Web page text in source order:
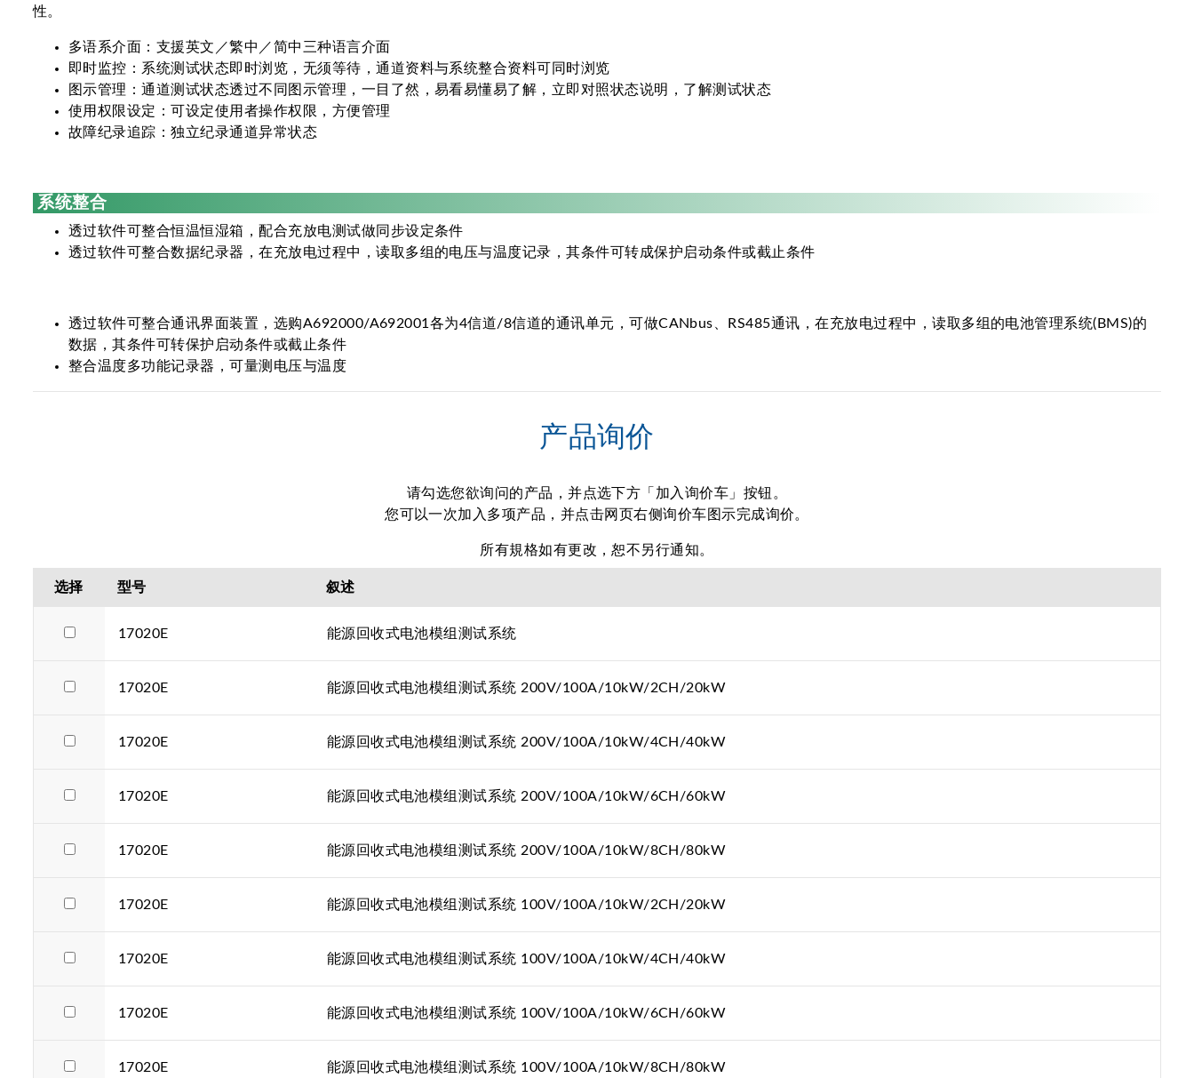
性。
多语系介面：支援英文／繁中／简中三种语言介面
即时监控：系统测试状态即时浏览，无须等待，通道资料与系统整合资料可同时浏览
图示管理：通道测试状态透过不同图示管理，一目了然，易看易懂易了解，立即对照状态说明，了解测试状态
使用权限设定：可设定使用者操作权限，方便管理
故障纪录追踪：独立纪录通道异常状态
系统整合
透过软件可整合恒温恒湿箱，配合充放电测试做同步设定条件
透过软件可整合数据纪录器，在充放电过程中，读取多组的电压与温度记录，其条件可转成保护启动条件或截止条件
透过软件可整合通讯界面装置，选购A692000/A692001各为4信道/8信道的通讯单元，可做CANbus、RS485通讯，在充放电过程中，读取多组的电池管理系统(BMS)的
数据，其条件可转保护启动条件或截止条件
整合温度多功能记录器，可量测电压与温度
产品询价
请勾选您欲询问的产品，并点选下方「加入询价车」按钮。
您可以一次加入多项产品，并点击网页右侧询价车图示完成询价。
所有規格如有更改，恕不另行通知。
选择 型号 叙述
17020E 能源回收式电池模组测试系统
17020E 能源回收式电池模组测试系统 200V/100A/10kW/2CH/20kW
17020E 能源回收式电池模组测试系统 200V/100A/10kW/4CH/40kW
17020E 能源回收式电池模组测试系统 200V/100A/10kW/6CH/60kW
17020E 能源回收式电池模组测试系统 200V/100A/10kW/8CH/80kW
17020E 能源回收式电池模组测试系统 100V/100A/10kW/2CH/20kW
17020E 能源回收式电池模组测试系统 100V/100A/10kW/4CH/40kW
17020E 能源回收式电池模组测试系统 100V/100A/10kW/6CH/60kW
17020E 能源回收式电池模组测试系统 100V/100A/10kW/8CH/80kW